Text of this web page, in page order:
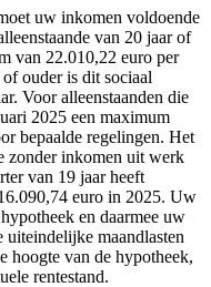
uw inkomen voldoende
van 20 jaar of
van 22.010,22 euro per
ouder is dit sociaal
Voor alleenstaanden die
2025 een maximum
bepaalde regelingen. Het
zonder inkomen uit werk
van 19 jaar heeft
euro in 2025. Uw
en daarmee uw
maandlasten
hoogte van de hypotheek,
rentestand.